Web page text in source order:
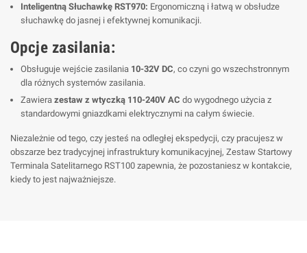
Inteligentną Słuchawkę RST970: Ergonomiczną i łatwą w obsłudze
słuchawkę do jasnej i efektywnej komunikacji.
Opcje zasilania:
Obsługuje wejście zasilania 10-32V DC, co czyni go wszechstronnym
dla różnych systemów zasilania.
Zawiera zestaw z wtyczką 110-240V AC do wygodnego użycia z
standardowymi gniazdkami elektrycznymi na całym świecie.
Niezależnie od tego, czy jesteś na odległej ekspedycji, czy pracujesz w
obszarze bez tradycyjnej infrastruktury komunikacyjnej, Zestaw Startowy
Terminala Satelitarnego RST100 zapewnia, że pozostaniesz w kontakcie,
kiedy to jest najważniejsze.